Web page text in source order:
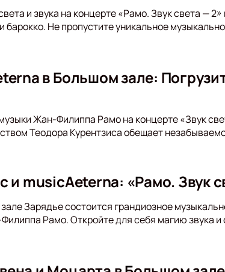
и звука на концерте «Рамо. Звук света —
барокко. Не пропустите уникальное
в Большом зале:
Жан-Филиппа Рамо на концерте «Звук
Теодора Курентзиса обещает
и musicAeterna: «Рамо. Звук
Зарядье состоится грандиозное
Рамо. Откройте для себя магию звука